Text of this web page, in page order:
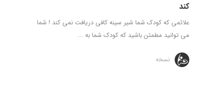
کند
علائمی که کودک شما شیر سینه کافی دریافت نمی کند ! شما
می توانید مطمئن باشید که کودک شما به ...
نسخه